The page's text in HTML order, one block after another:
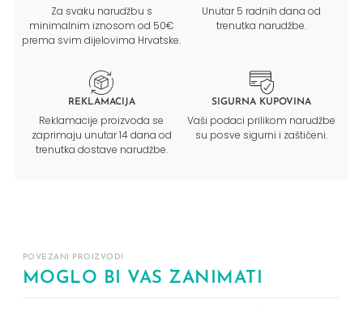
Za svaku narudžbu s
minimalnim iznosom od 50€
prema svim dijelovima Hrvatske.
Unutar 5 radnih dana od
trenutka narudžbe.
REKLAMACIJA
Reklamacije proizvoda se
zaprimaju unutar 14 dana od
trenutka dostave narudžbe.
SIGURNA KUPOVINA
Vaši podaci prilikom narudžbe
su posve sigurni i zaštićeni.
POVEZANI PROIZVODI
MOGLO BI VAS ZANIMATI